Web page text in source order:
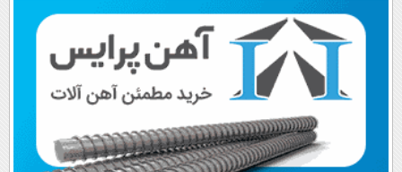
پرداخت قسطی
اقساطی😍
💳 📍 تهران